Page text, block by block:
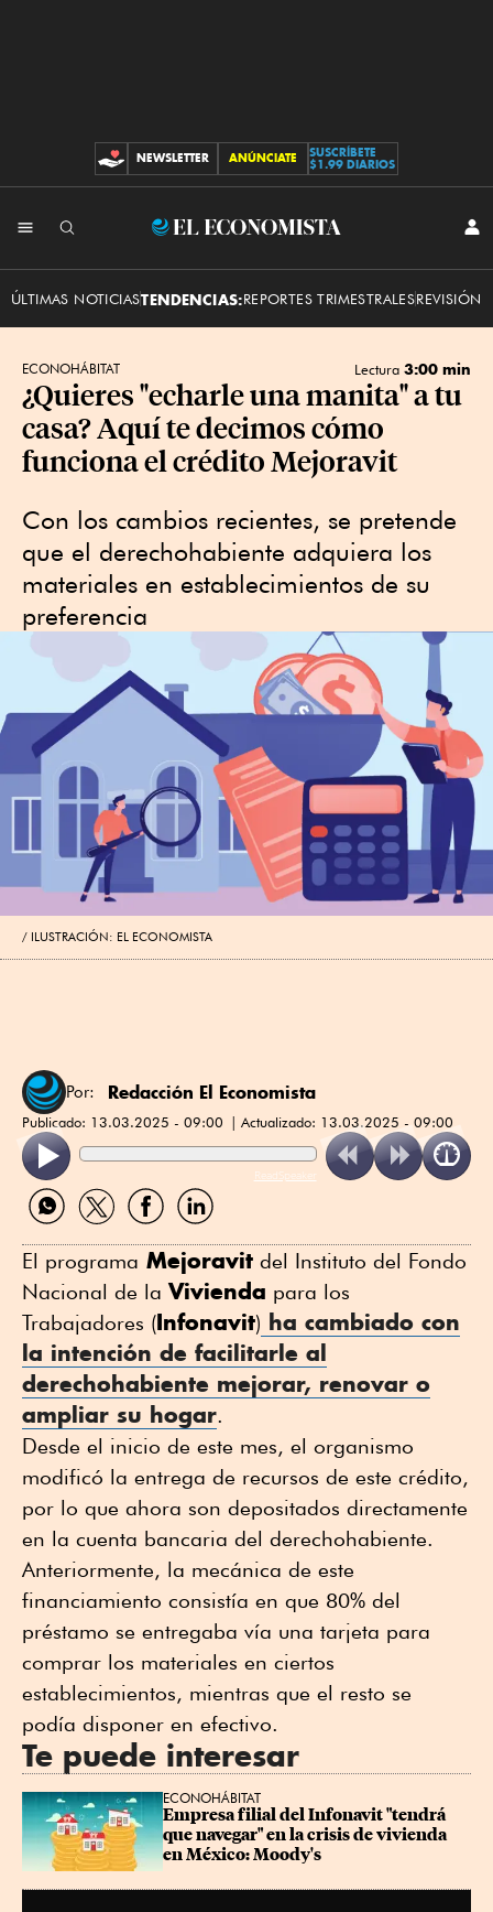
CONTRIBUCIONES
NEWSLETTER ANÚNCIATE
SUSCRÍBETE
$1.99 DIARIOS
El
ÚLTIMAS NOTICIASTENDENCIAS:REPORTES TRIMESTRALESREVISIÓN
ECONOHÁBITAT Lectura 3:00 min
¿Quieres "echarle una manita" a tu
casa? Aquí te decimos cómo
funciona el crédito Mejoravit
Con los cambios recientes, se pretende
que el derechohabiente adquiera los
materiales en establecimientos de su
preferencia
ILUSTRACIÓN: EL ECONOMISTA
Por: Redacción El Economista
Publicado: 13.03.2025 - 09:00 Actualizado: 13.03.2025 - 09:00
ReadSpeaker
Compartir
por
Compartir
por
Compartir
por
Compartir
por
El programa Mejoravit del Instituto del Fondo
Nacional de laVivienda para los
Trabajadores (Infonavit) ha cambiado con
la intención de facilitarle al
derechohabiente mejorar, renovar o
ampliar su hogar.
Desde el inicio de este mes, el organismo
modificó la entrega de recursos de este crédito,
por lo que ahora son depositados directamente
en la cuenta bancaria del derechohabiente.
Anteriormente, la mecánica de este
financiamiento consistía en que 80% del
préstamo se entregaba vía una tarjeta para
comprar los materiales en ciertos
establecimientos, mientras que el resto se
podía disponer en efectivo.
Te puede interesar
ECONOHÁBITAT
Empresa filial del Infonavit "tendrá
que navegar" en la crisis de vivienda
en México: Moody's